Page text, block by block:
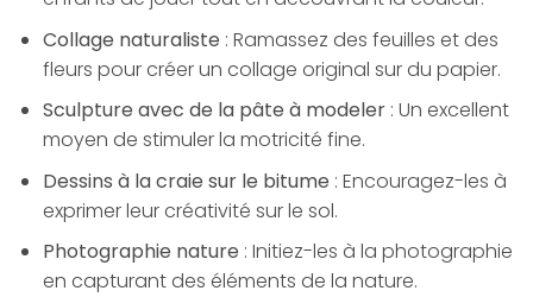
Collage naturaliste : Ramassez des feuilles et des
fleurs pour créer un collage original sur du papier.
Sculpture avec de la pâte à modeler: Un excellent
moyen de stimuler la motricité fine.
Dessins à la craie sur le bitume : Encouragez-les à
exprimer leur créativité sur le sol.
Photographie nature : Initiez-les à la photographie
en capturant des éléments de la nature.